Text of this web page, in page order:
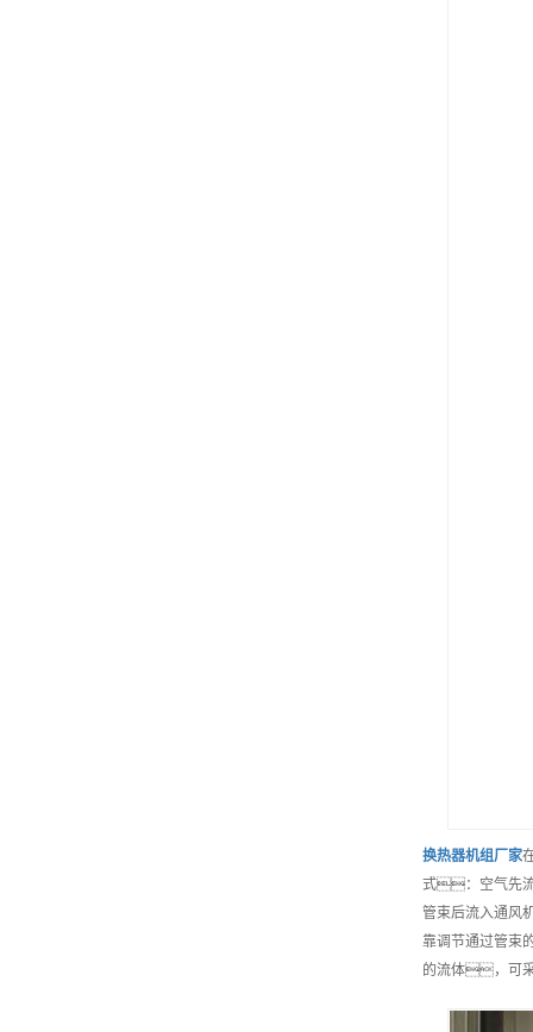
换热器机组厂家
式：空气先
管束后流入通
靠调节通过管
的流体，可